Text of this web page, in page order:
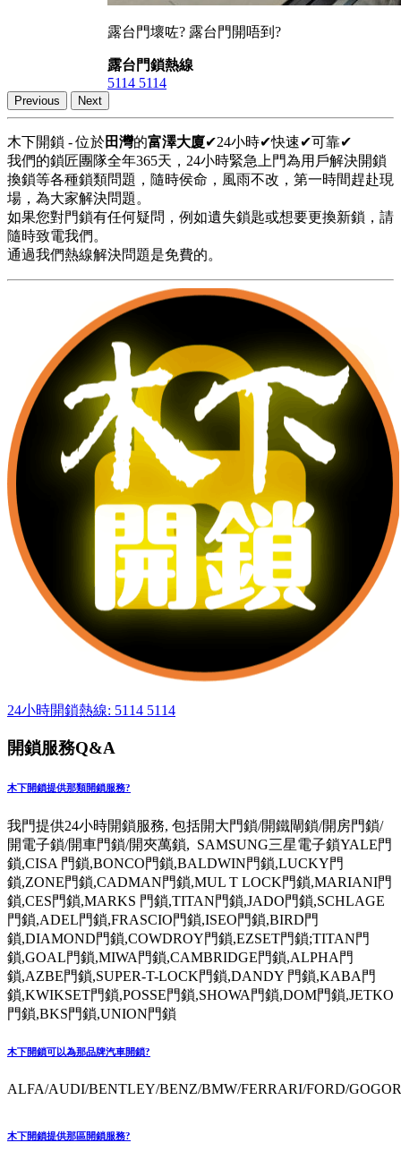
露台門壞咗? 露台門開唔到?
露台門鎖熱線
5114 5114
Previous Next
木下開鎖 - 位於田灣的富澤大廈✔24小時✔快速✔可靠✔
我們的鎖匠團隊全年365天，24小時緊急上門為用戶解決開鎖
換鎖等各種鎖類問題，隨時侯命，風雨不改，第一時間趕赴現
場，為大家解決問題。
如果您對門鎖有任何疑問，例如遺失鎖匙或想要更換新鎖，請
隨時致電我們。
通過我們熱線解決問題是免費的。
24小時開鎖熱線: 5114 5114
開鎖服務Q&A
木下開鎖提供那類開鎖服務?
我門提供24小時開鎖服務, 包括開大門鎖/開鐵閘鎖/開房門鎖/
開電子鎖/開車門鎖/開夾萬鎖, SAMSUNG三星電子鎖YALE門
鎖,CISA 門鎖,BONCO門鎖,BALDWIN門鎖,LUCKY門
鎖,ZONE門鎖,CADMAN門鎖,MUL T LOCK門鎖,MARIANI門
鎖,CES門鎖,MARKS 門鎖,TITAN門鎖,JADO門鎖,SCHLAGE
門鎖,ADEL門鎖,FRASCIO門鎖,ISEO門鎖,BIRD門
鎖,DIAMOND門鎖,COWDROY門鎖,EZSET門鎖;TITAN門
鎖,GOAL門鎖,MIWA門鎖,CAMBRIDGE門鎖,ALPHA門
鎖,AZBE門鎖,SUPER-T-LOCK門鎖,DANDY 門鎖,KABA門
鎖,KWIKSET門鎖,POSSE門鎖,SHOWA門鎖,DOM門鎖,JETKO
門鎖,BKS門鎖,UNION門鎖
木下開鎖可以為那品牌汽車開鎖?
ALFA/AUDI/BENTLEY/BENZ/BMW/FERRARI/FORD/
木下開鎖提供那區開鎖服務?